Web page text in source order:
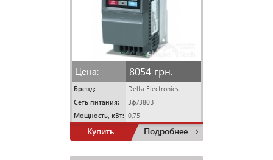
Цена: 8054 грн.
Бренд: Delta Electronics
Сеть питания: 3ф/380В
Мощность, кВт: 0,75
Купить Подробнее